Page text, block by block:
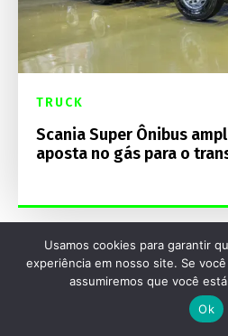
TRUCK
Scania Super Ônibus
aposta no gás para o
Destaques Mecânica
Usamos cookies para garantir
experiência em nosso site. Se
assumiremos que você
Ok